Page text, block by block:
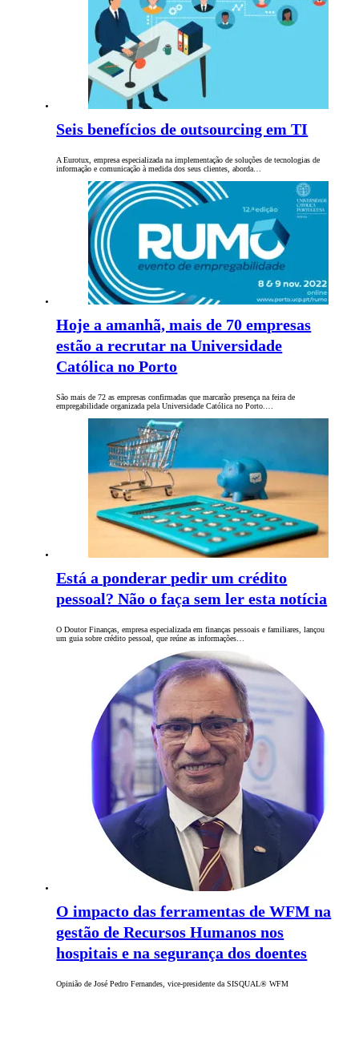
Seis benefícios de outsourcing em TI
A Eurotux, empresa especializada na implementação de soluções de tecnologias de
informação e comunicação à medida dos seus clientes, aborda…
Hoje a amanhã, mais de 70 empresas
estão a recrutar na Universidade
Católica no Porto
São mais de 72 as empresas confirmadas que marcarão presença na feira de
empregabilidade organizada pela Universidade Católica no Porto.…
Está a ponderar pedir um crédito
pessoal? Não o faça sem ler esta notícia
O Doutor Finanças, empresa especializada em finanças pessoais e familiares, lançou
um guia sobre crédito pessoal, que reúne as informações…
O impacto das ferramentas de WFM na
gestão de Recursos Humanos nos
hospitais e na segurança dos doentes
Opinião de José Pedro Fernandes, vice-presidente da SISQUAL® WFM